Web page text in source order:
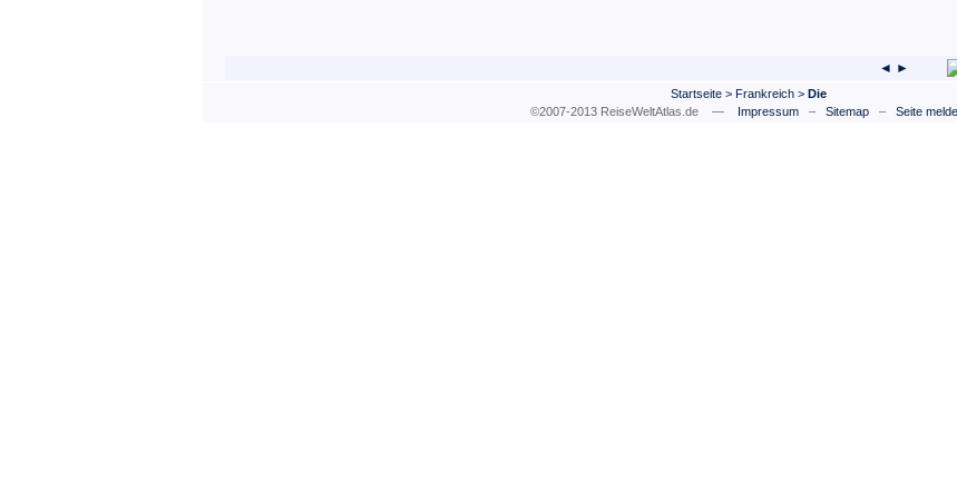
◄ ►
Startseite > Frankreich > Die
©2007-2013 ReiseWeltAtlas.de —
Impressum– Sitemap– Seite